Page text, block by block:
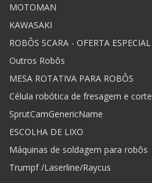
MOTOMAN
KAWASAKI
ROBÔS SCARA - OFERTA ESPECIAL
Outros Robôs
MESA ROTATIVA PARA ROBÔS
Célula robótica de fresagem e corte
SprutCamGenericName
ESCOLHA DE LIXO
Máquinas de soldagem para robôs
Trumpf /Laserline/Raycus